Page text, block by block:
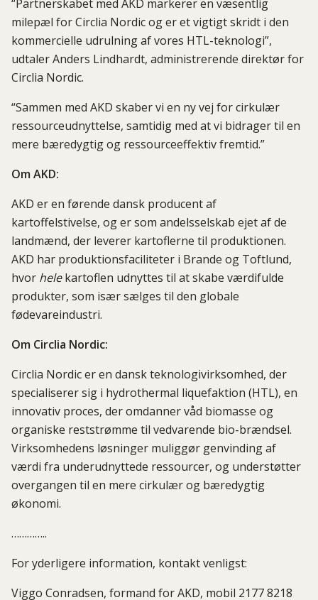
“Partnerskabet med AKD markerer en væsentlig
milepæl for Circlia Nordic og er et vigtigt skridt i den
kommercielle udrulning af vores HTL-teknologi”,
udtaler Anders Lindhardt, administrerende direktør for
Circlia Nordic.
“Sammen med AKD skaber vi en ny vej for cirkulær
ressourceudnyttelse, samtidig med at vi bidrager til en
mere bæredygtig og ressourceeffektiv fremtid.”
Om AKD:
AKD er en førende dansk producent af
kartoffelstivelse, og er som andelsselskab ejet af de
landmænd, der leverer kartoflerne til produktionen.
AKD har produktionsfaciliteter i Brande og Toftlund,
hvor helekartoflen udnyttes til at skabe værdifulde
produkter, som især sælges til den globale
fødevareindustri.
Om Circlia Nordic:
Circlia Nordic er en dansk teknologivirksomhed, der
specialiserer sig i hydrothermal liquefaktion (HTL), en
innovativ proces, der omdanner våd biomasse og
organiske reststrømme til vedvarende bio-brændsel.
Virksomhedens løsninger muliggør genvinding af
værdi fra underudnyttede ressourcer, og understøtter
overgangen til en mere cirkulær og bæredygtig
økonomi.
…………..
For yderligere information, kontakt venligst:
Viggo Conradsen, formand for AKD, mobil 2177 8218